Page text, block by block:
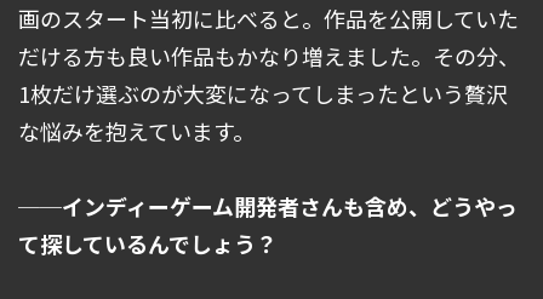
画のスタート当初に比べると。作品を公開していた
だける方も良い作品もかなり増えました。その分、
1枚だけ選ぶのが大変になってしまったという贅沢
な悩みを抱えています。
──インディーゲーム開発者さんも含め、どうやっ
て探しているんでしょう？